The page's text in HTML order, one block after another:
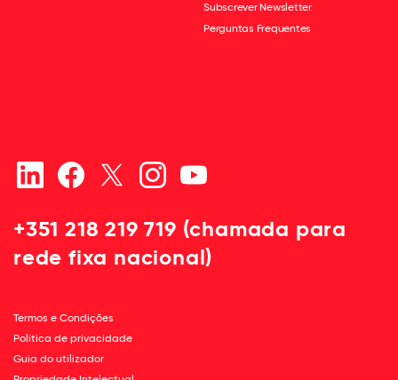
Subscrever Newsletter
Perguntas Frequentes
+351 218 219 719 (chamada para
rede fixa nacional)
Termos e Condições
Política de privacidade
Guia do utilizador